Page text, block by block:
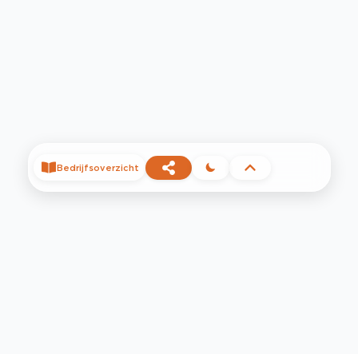
Bedrijfsoverzicht